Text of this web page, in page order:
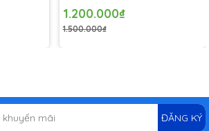
1.200.000₫
1.500.000₫
ĐĂNG KÝ